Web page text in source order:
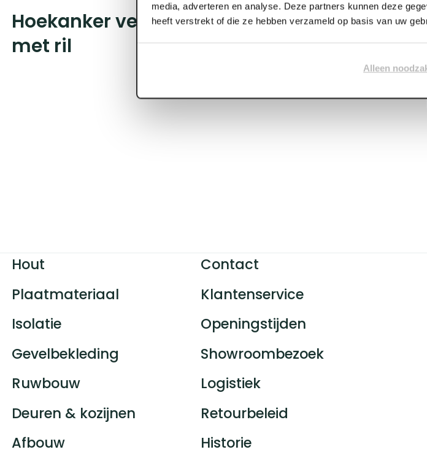
media, adverteren en analyse. Deze partners kunnen deze
heeft verstrekt of die ze hebben verzameld op basis van uw
Alleen
Hoekanker verzinkt 150 x 150 x 60 mm
met ril
Hout
Plaatmateriaal
Isolatie
Gevelbekleding
Ruwbouw
Deuren & kozijnen
Afbouw
Contact
Klantenservice
Openingstijden
Showroombezoek
Logistiek
Retourbeleid
Historie